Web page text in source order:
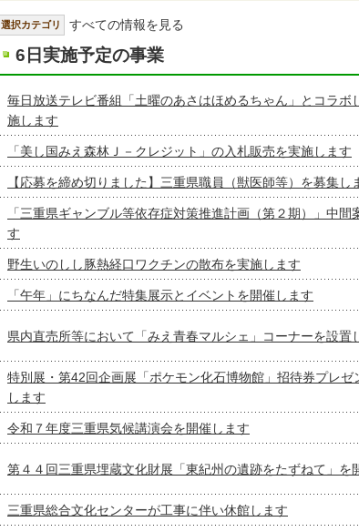
選択カテゴリ すべての情報を見る
6日実施予定の事業
毎日放送テレビ番組「土曜のあさはほめるちゃん」とコラボ
施します
「美し国みえ森林Ｊ－クレジット」の入札販売を実施します
【応募を締め切りました】三重県職員（獣医師等）を募集し
「三重県ギャンブル等依存症対策推進計画（第２期）」中間
す
野生いのしし豚熱経口ワクチンの散布を実施します
「午年」にちなんだ特集展示とイベントを開催します
県内直売所等において「みえ青春マルシェ」コーナーを設置
特別展・第42回企画展「ポケモン化石博物館」招待券プレ
します
令和７年度三重県気候講演会を開催します
第４４回三重県埋蔵文化財展「東紀州の遺跡をたずねて」を
三重県総合文化センターが工事に伴い休館します